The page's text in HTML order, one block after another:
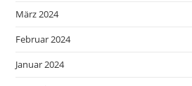
März 2024
Februar 2024
Januar 2024